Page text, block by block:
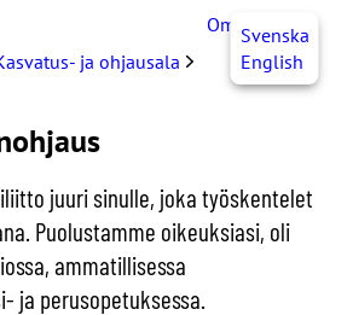
OmaJHLSvenska
English
ja ohjausala
juuri sinulle, joka työskentelet
Puolustamme oikeuksiasi, oli
ammatillisessa
ja perusopetuksessa.